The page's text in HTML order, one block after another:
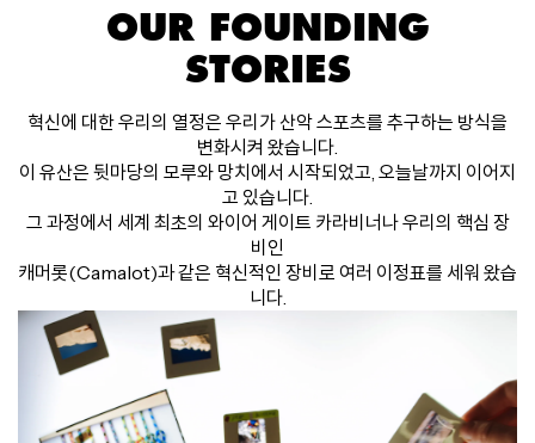
OUR FOUNDING
STORIES
혁신에 대한 우리의 열정은 우리가 산악 스포츠를 추구하는 방식을
변화시켜 왔습니다.
이 유산은 뒷마당의 모루와 망치에서 시작되었고, 오늘날까지 이어지
고 있습니다.
그 과정에서 세계 최초의 와이어 게이트 카라비너나 우리의 핵심 장
비인
캐머롯(Camalot)과 같은 혁신적인 장비로 여러 이정표를 세워 왔습
니다.